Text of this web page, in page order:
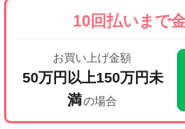
10回払いまで
お買い上げ金額
50万円以上150万円未
満の場合